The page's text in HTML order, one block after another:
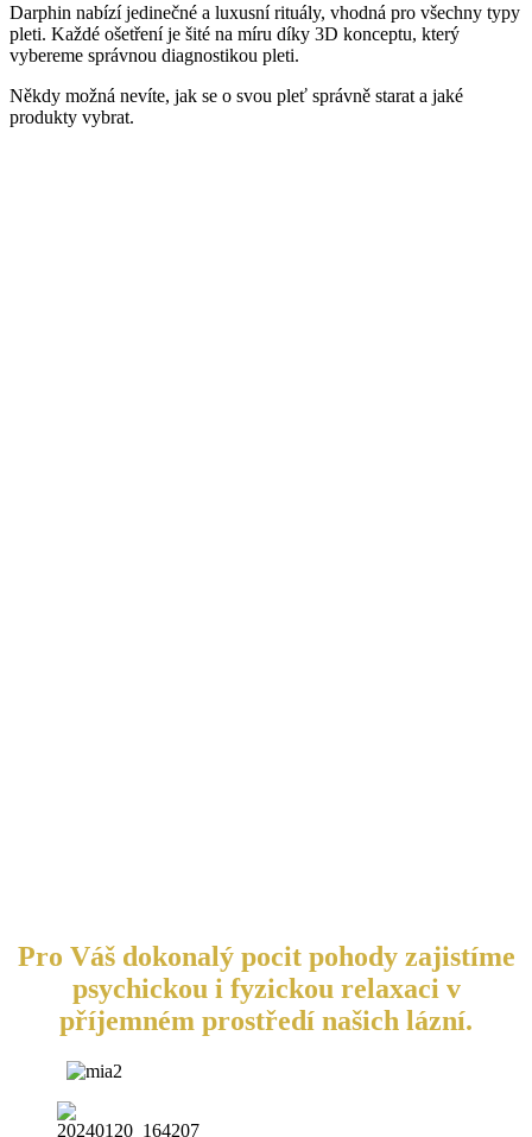
Darphin nabízí jedinečné a luxusní rituály, vhodná pro všechny typy
pleti. Každé ošetření je šité na míru díky 3D konceptu, který
vybereme správnou diagnostikou pleti.
Někdy možná nevíte, jak se o svou pleť správně starat a jaké
produkty vybrat.
Pro Váš dokonalý pocit pohody zajistíme
psychickou i fyzickou relaxaci v
příjemném prostředí našich lázní.